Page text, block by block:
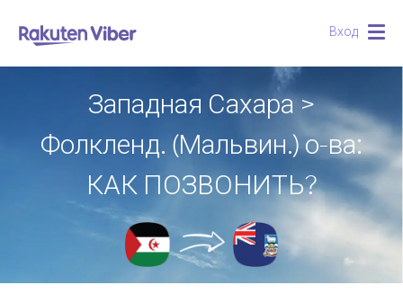
Вход
Западная Сахара >
Фолкленд. (Мальвин.) о-ва:
КАК ПОЗВОНИТЬ?